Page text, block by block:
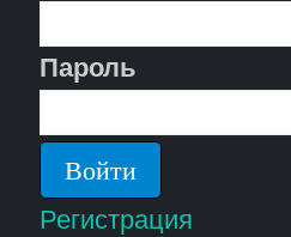
Пароль
Регистрация